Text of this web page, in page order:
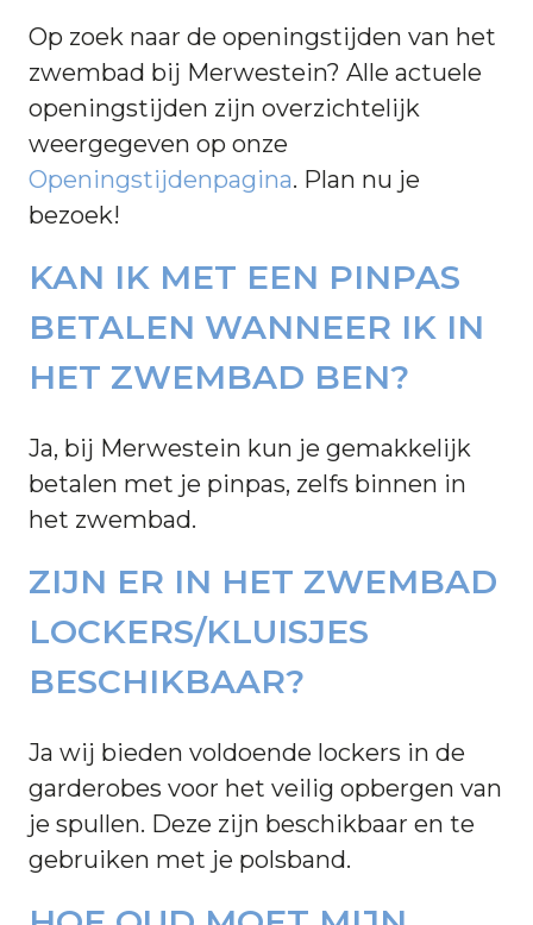
Op zoek naar de openingstijden van het
zwembad bij Merwestein? Alle actuele
openingstijden zijn overzichtelijk
weergegeven op onze
Openingstijdenpagina. Plan nu je
bezoek!
KAN IK MET EEN PINPAS
BETALEN WANNEER IK IN
HET ZWEMBAD BEN?
Ja, bij Merwestein kun je gemakkelijk
betalen met je pinpas, zelfs binnen in
het zwembad.
ZIJN ER IN HET ZWEMBAD
LOCKERS/KLUISJES
BESCHIKBAAR?
Ja wij bieden voldoende lockers in de
garderobes voor het veilig opbergen van
je spullen. Deze zijn beschikbaar en te
gebruiken met je polsband.